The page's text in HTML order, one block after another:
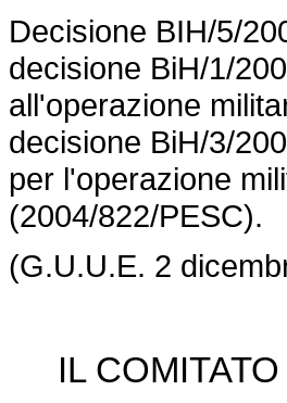
Decisione BIH/5/
decisione BiH/1/
all'operazione
decisione BiH/3/
per l'operazione
(2004/822/PESC).
(G.U.U.E. 2
IL COMITATO